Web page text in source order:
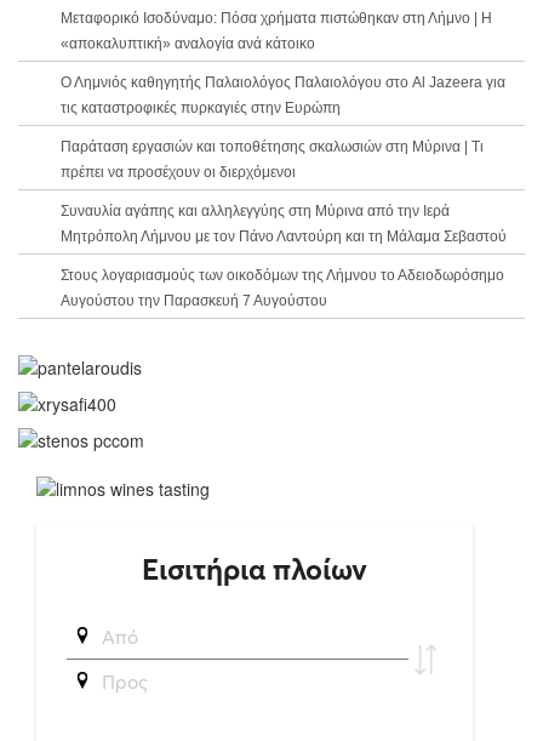
Μεταφορικό Ισοδύναμο: Πόσα χρήματα πιστώθηκαν στη Λήμνο | Η
«αποκαλυπτική» αναλογία ανά κάτοικο
Ο Λημνιός καθηγητής Παλαιολόγος Παλαιολόγου στο Al Jazeera για
τις καταστροφικές πυρκαγιές στην Ευρώπη
Παράταση εργασιών και τοποθέτησης σκαλωσιών στη Μύρινα | Τι
πρέπει να προσέχουν οι διερχόμενοι
Συναυλία αγάπης και αλληλεγγύης στη Μύρινα από την Ιερά
Μητρόπολη Λήμνου με τον Πάνο Λαντούρη και τη Μάλαμα Σεβαστού
Στους λογαριασμούς των οικοδόμων της Λήμνου το Αδειοδωρόσημο
Αυγούστου την Παρασκευή 7 Αυγούστου